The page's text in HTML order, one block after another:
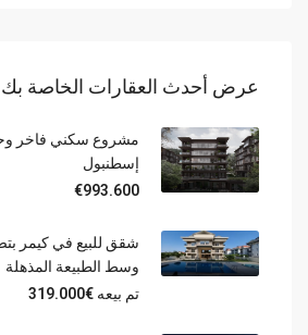
عرض أحدث العقارات الخاصة بك
مشروع سكني فاخر
إسطنبول
€993.600
شقق للبيع في كيمر
وسط الطبيعة المذهلة
تم بيعه €319.000